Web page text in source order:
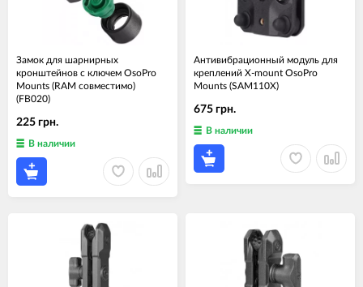
Замок для шарнирных
кронштейнов с ключем OsoPro
Mounts (RAM совместимо)
(FB020)
225 грн.
В наличии
Антивибрационный модуль для
креплений Х-mount OsoPro
Mounts (SAM110X)
675 грн.
В наличии